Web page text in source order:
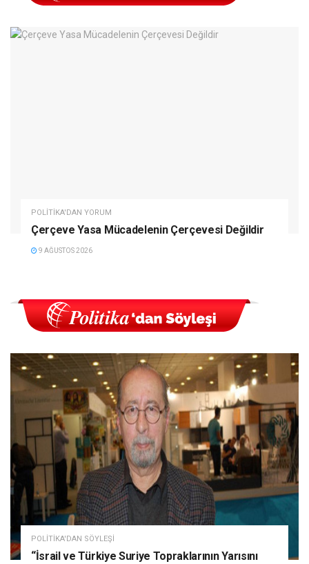
POLITIKA'DAN YORUM
Çerçeve Yasa Mücadelenin Çerçevesi Değildir
9 AĞUSTOS 2026
POLITIKA'DAN SÖYLEŞI
“İsrail ve Türkiye Suriye Topraklarının Yarısını